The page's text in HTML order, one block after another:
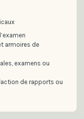
armoires de
examens ou
de rapports ou